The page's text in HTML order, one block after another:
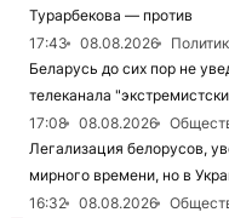
Турарбекова — против
17:43
08.08.2026
Беларусь до сих пор не
телеканала
17:08
08.08.2026
Легализация белорусов,
мирного времени, но в
16:32
08.08.2026